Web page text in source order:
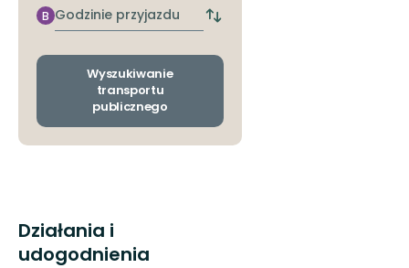
przystanek
Godzinie
przyjazdu
B
Zmiana
odjazdu
Wyszukiwanie
transportu
publicznego
Działania i
udogodnienia